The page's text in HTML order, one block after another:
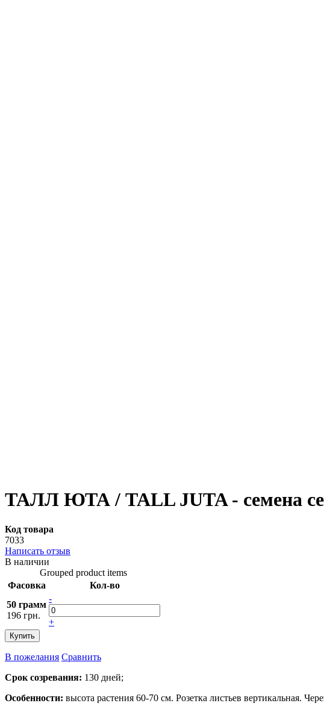
ТАЛЛ ЮТА / TALL JUTA - семена
Код товара
7033
Написать отзыв
В наличии
Grouped product items
Фасовка
Кол-во
50 грамм
196 грн.
-
+
Купить
В пожелания Сравнить
Срок созревания: 130 дней;
Особенности: высота растения 60-70 см. Розетка листьев вертикальная.